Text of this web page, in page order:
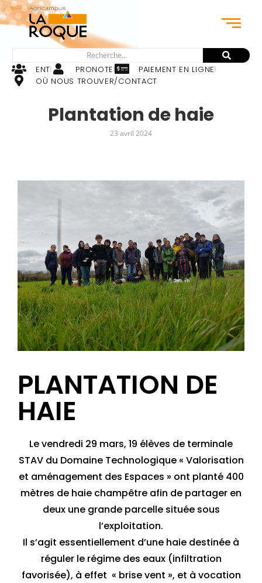
ENT PRONOTE
PAIEMENT EN LIGNE
OÙ NOUS TROUVER/CONTACT
Plantation de haie
23 avril 2024
PLANTATION DE
HAIE
Le vendredi 29 mars, 19 élèves de terminale
STAV du Domaine Technologique « Valorisation
et aménagement des Espaces » ont planté 400
mètres de haie champêtre afin de partager en
deux une grande parcelle située sous
l’exploitation.
Il s’agit essentiellement d’une haie destinée à
réguler le régime des eaux (infiltration
favorisée), à effet « brise vent », et à vocation